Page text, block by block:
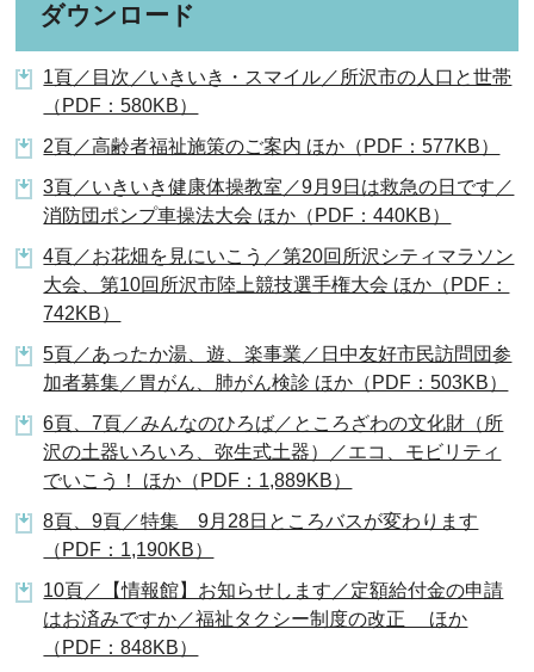
ダウンロード
1頁／目次／いきいき・スマイル／所沢市の人口と世帯
（PDF：580KB）
2頁／高齢者福祉施策のご案内 ほか（PDF：577KB）
3頁／いきいき健康体操教室／9月9日は救急の日です／
消防団ポンプ車操法大会 ほか（PDF：440KB）
4頁／お花畑を見にいこう／第20回所沢シティマラソン
大会、第10回所沢市陸上競技選手権大会 ほか（PDF：
742KB）
5頁／あったか湯、遊、楽事業／日中友好市民訪問団参
加者募集／胃がん、肺がん検診 ほか（PDF：503KB）
6頁、7頁／みんなのひろば／ところざわの文化財（所
沢の土器いろいろ、弥生式土器）／エコ、モビリティ
でいこう！ ほか（PDF：1,889KB）
8頁、9頁／特集 9月28日ところバスが変わります
（PDF：1,190KB）
10頁／【情報館】お知らせします／定額給付金の申請
はお済みですか／福祉タクシー制度の改正 ほか
（PDF：848KB）